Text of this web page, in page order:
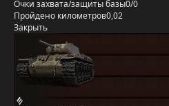
Очки захвата/защиты базы0/0
Пройдено километров0,02
Закрыть